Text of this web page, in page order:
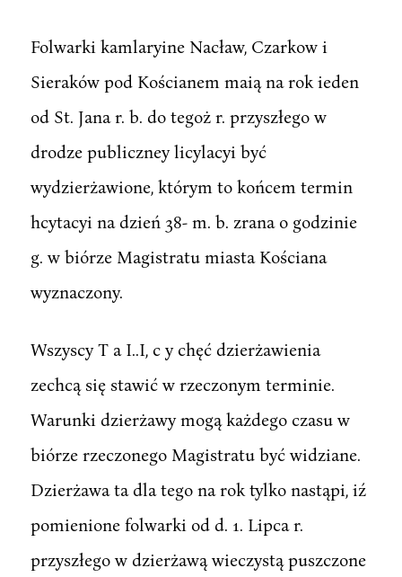
Folwarki kamlaryine Nacław, Czarkow i
Sieraków pod Kościanem maią na rok ieden
od St. Jana r. b. do tegoż r. przyszłego w
drodze publiczney licylacyi być
wydzierżawione, którym to końcem termin
hcytacyi na dzień 38- m. b. zrana o godzinie
g. w biórze Magistratu miasta Kościana
wyznaczony.
Wszyscy T a I..I, c y chęć dzierżawienia
zechcą się stawić w rzeczonym terminie.
Warunki dzierżawy mogą każdego czasu w
biórze rzeczonego Magistratu być widziane.
Dzierżawa ta dla tego na rok tylko nastąpi, iź
pomienione folwarki od d. 1. Lipca r.
przyszłego w dzierżawą wieczystą puszczone